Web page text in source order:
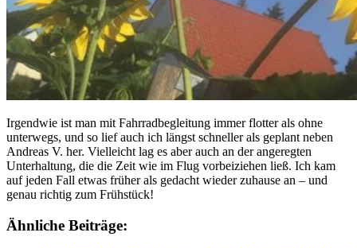
Irgendwie ist man mit Fahrradbegleitung immer flotter als ohne
unterwegs, und so lief auch ich längst schneller als geplant neben
Andreas V. her. Vielleicht lag es aber auch an der angeregten
Unterhaltung, die die Zeit wie im Flug vorbeiziehen ließ. Ich kam
auf jeden Fall etwas früher als gedacht wieder zuhause an – und
genau richtig zum Frühstück!
Ähnliche Beiträge: